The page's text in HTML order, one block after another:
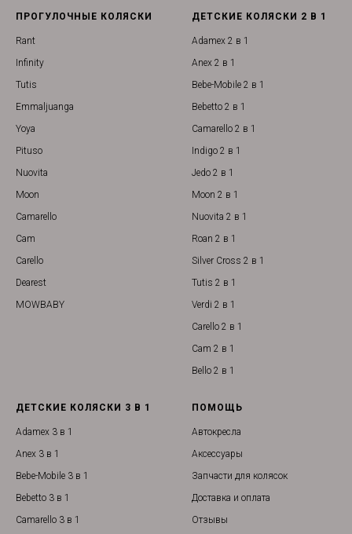
ПРОГУЛОЧНЫЕ КОЛЯСКИ
Rant
Infinity
Tutis
Emmaljuanga
Yoya
Pituso
Nuovita
Moon
Camarello
Cam
Carello
Dearest
MOWBABY
ДЕТСКИЕ КОЛЯСКИ 2 В 1
Adamex 2 в 1
Anex 2 в 1
Bebe-Mobile 2 в 1
Bebetto 2 в 1
Camarello 2 в 1
Indigo 2 в 1
Jedo 2 в 1
Moon 2 в 1
Nuovita 2 в 1
Roan 2 в 1
Silver Cross 2 в 1
Tutis 2 в 1
Verdi 2 в 1
Carello 2 в 1
Cam 2 в 1
Bello 2 в 1
ДЕТСКИЕ КОЛЯСКИ 3 В 1
Adamex 3 в 1
Anex 3 в 1
Bebe-Mobile 3 в 1
Bebetto 3 в 1
Camarello 3 в 1
ПОМОЩЬ
Автокресла
Аксессуары
Запчасти для колясок
Доставка и оплата
Отзывы